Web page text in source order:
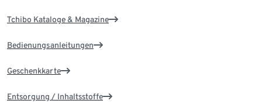
Tchibo Kataloge & Magazine
Bedienungsanleitungen
Geschenkkarte
Entsorgung / Inhaltsstoffe